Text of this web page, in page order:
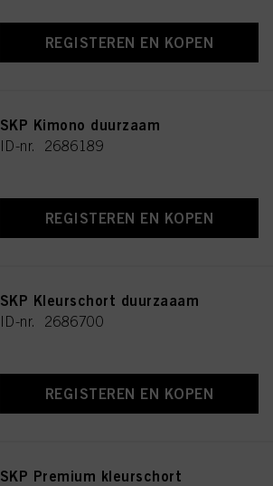
REGISTEREN EN KOPEN
SKP Kimono duurzaam
ID-nr. 2686189
REGISTEREN EN KOPEN
SKP Kleurschort duurzaaam
ID-nr. 2686700
REGISTEREN EN KOPEN
SKP Premium kleurschort